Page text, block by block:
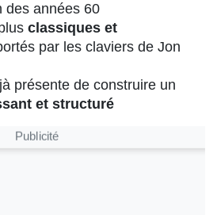
des années 60
classiques et
par les claviers de Jon
présente de construire un
et structuré
Publicité